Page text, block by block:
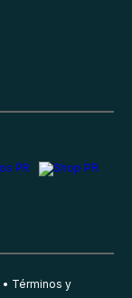
Términos y